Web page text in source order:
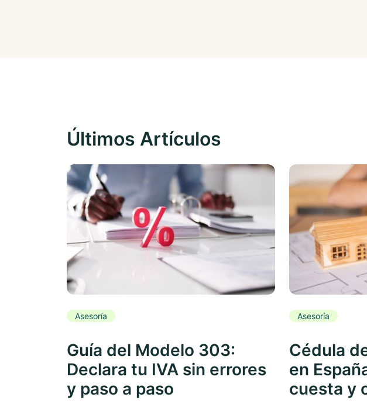
Últimos Artículos
Asesoría
Guía del Modelo 303:
Declara tu IVA sin errores
y paso a paso
Asesoría
Cédula
en
cuesta y